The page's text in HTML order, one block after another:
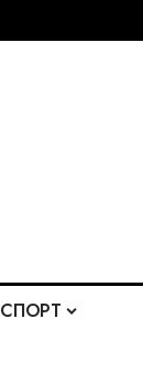
СПОРТ